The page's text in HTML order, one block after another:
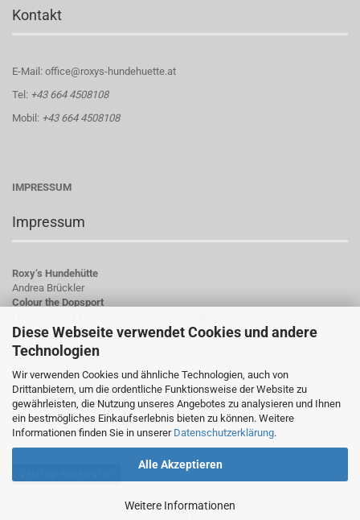
Diese Webseite verwendet Cookies und andere
Technologien
Wir verwenden Cookies und ähnliche Technologien, auch von
Drittanbietern, um die ordentliche Funktionsweise der Website zu
gewährleisten, die Nutzung unseres Angebotes zu analysieren und Ihnen
ein bestmögliches Einkaufserlebnis bieten zu können. Weitere
Informationen finden Sie in unserer Datenschutzerklärung.
Alle Akzeptieren
Weitere Informationen
Kontakt
E-Mail: office@roxys-hundehuette.at
Tel: +43 664 4508108
Mobil: +43 664 4508108
IMPRESSUM
Impressum
Roxy‘s Hundehütte
Andrea Brückler
Colour the Dopsport
Hauptstraße 23
8380 Neumarkt an der Raab
Österreich
UID-Nummer: ATU78784923